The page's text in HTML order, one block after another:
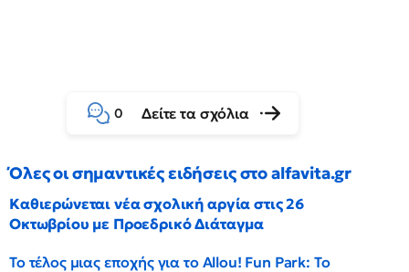
0 Δείτε τα σχόλια
Όλες οι σημαντικές ειδήσεις στο alfavita.gr
Καθιερώνεται νέα σχολική αργία στις 26
Οκτωβρίου με Προεδρικό Διάταγμα
Το τέλος μιας εποχής για το Allou! Fun Park: Το